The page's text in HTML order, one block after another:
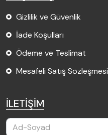
Gizlilik ve Güvenlik
İade Koşulları
Ödeme ve Teslimat
Mesafeli Satış Sözleşmesi
İLETİŞİM